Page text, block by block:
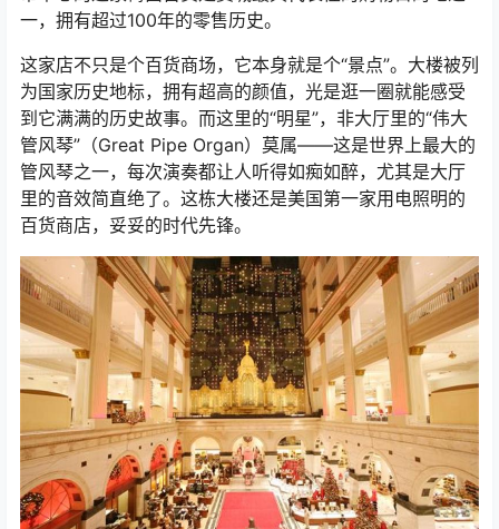
一，拥有超过100年的零售历史。
这家店不只是个百货商场，它本身就是个“景点”。大楼被列
为国家历史地标，拥有超高的颜值，光是逛一圈就能感受
到它满满的历史故事。而这里的“明星”，非大厅里的“伟大
管风琴”（Great Pipe Organ）莫属——这是世界上最大的
管风琴之一，每次演奏都让人听得如痴如醉，尤其是大厅
里的音效简直绝了。这栋大楼还是美国第一家用电照明的
百货商店，妥妥的时代先锋。